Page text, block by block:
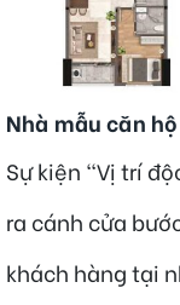
Nhà mẫu căn
Sự kiện “Vị trí
ra cánh cửa
khách hàng tại